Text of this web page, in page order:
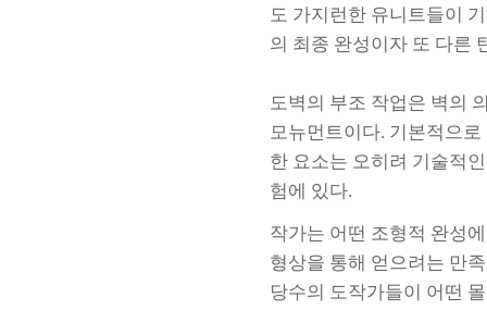
도 가지런한 유니트들이
의 최종 완성이자 또 다른
도벽의 부조 작업은 벽의
모뉴먼트이다. 기본적으
한 요소는 오히려 기술적
험에 있다.
작가는 어떤 조형적 완성
형상을 통해 얻으려는 만
당수의 도작가들이 어떤